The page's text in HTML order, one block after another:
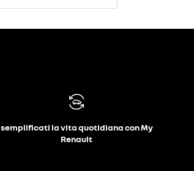
semplificati la vita quotidiana con My
Renault